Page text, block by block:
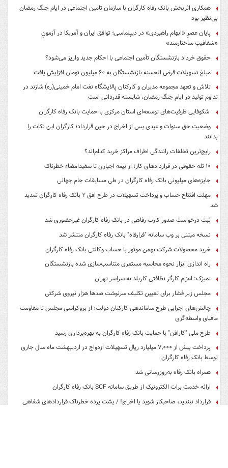
همکاری اثربخش بانک رفاه کارگران با سازمان تامین اجتماعی در ایام جنگ رمضان
بی‌نظیر بود
پایان عصرِ «ابهام راهبردی» در دیپلماسی؛ توافق ایران و آمریکا در آزمونِ
«شفافیتِ ساختارمند»
حقوق خرداد بازنشستگان تأمین اجتماعی با احکام جدید واریز می‌شود؟
مبلغ تسهیلات قرض الحسنه بازنشستگان به ۶۰ میلیون تومان افزایش یافت
تلاش و تعهد مجموعه مدیران و کارکنان پالایشگاه نفت امام خمینی(ره) شازند در
تداوم تولید در ایام جنگ رمضان، شایسته قدردانی است
شکوفایی ظرفیت‌های توسعه‌ای استان مرکزی با حمایت بانک رفاه کارگران
وضعیت حق سنوات و عیدی پس از اخراج در حین قرارداد؛ کارگران این نکات را
بدانند
رایج‌ترین تخلفات رانندگی اطراف مراکز خرید کدام‌اند؟
۱۰ تله حقوقی در قراردادهای کار؛ از بیمه اجباری تا سفیدامضاء خطرناک
جایزه‌های میلیونی بانک رفاه کارگران در طی مسابقات جام جهانی
مهلت افتتاح حساب و پرداخت تسهیلات در طرح افق ۲ بانک رفاه کارگران تمدید
شد
ثبت درخواست صدور کارت رفاهی در بانک رفاه کارگران غیرحضوری شد
نسخه مبتنی بر وب سامانه "فرارفاه" بانک رفاه کارگران منتشر شد
خرید محصولات شرکت بهمن موتور با حساب وکالتی بانک رفاه کارگران
راه اندازی ابزار نحوه محاسبه مستمری متناسب‌سازی شده بازنشستگان
تمیزک: اعزام کارگر نظافتی کاربلد به سراسر تهران
مجلس زیر فشار برای تعیین تکلیف سرنوشت صدها هزار نیروی شرکتی
چالش‌های اجرایی طرح ساماندهی کارکنان دولت؛ از بروکراسی مجلس تا مقاومت
مافیای واسطه‌گری
طرح ملی "کارافن" با حمایت بانک رفاه کارگران به بهره‌برداری رسید
پرداخت بیش از ۷,۰۰۰ میلیارد ریال تسهیلات ازدواج در اردیبهشت ماه سال جاری
توسط بانک رفاه کارگران
همراه بانک رفاه به‌روزرسانی شد
ارائه خدمت برات الکترونیک از طریق سامانه SCF بانک رفاه کارگران
قرارداد نبندید، صاحبکار شوید یا اخراج! / پشت پرده خطرناک قراردادهای شفاهی